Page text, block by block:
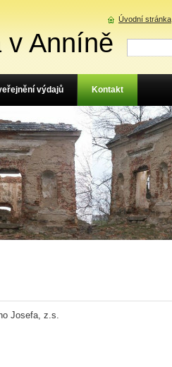
v Anníně
Josefa, z.s.
výdajů Kontakt
Úvodní stránka